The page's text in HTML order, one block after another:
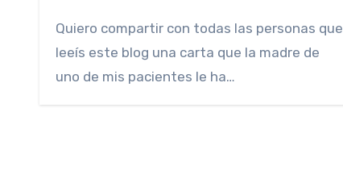
Quiero compartir con todas las personas que
leeís este blog una carta que la madre de
uno de mis pacientes le ha…